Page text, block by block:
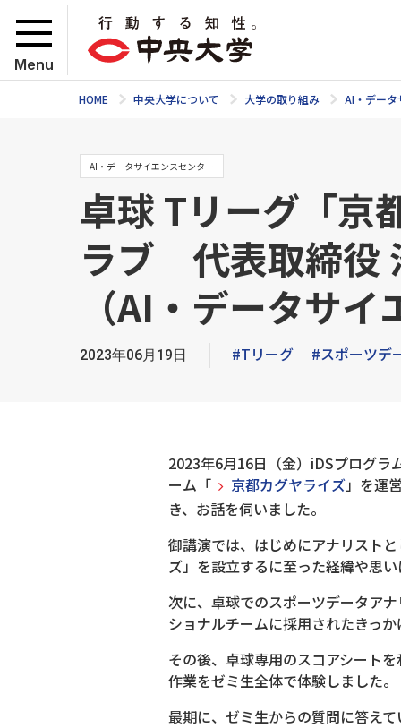
Menu
HOME 中央大学について 大学の取り組み AI・デー
AI・データサイエンスセンター
卓球 Tリーグ「京
ラブ 代表取締役
（AI・データサ
2023年06月19日 #Tリーグ #スポーツデ
2023年6月16日（金）iDSプログラ
ーム「
京都カグヤライズ」を運
き、お話を伺いました。
御講演では、はじめにアナリスト
ズ」を設立するに至った経緯や思
次に、卓球でのスポーツデータア
ショナルチームに採用されたきっ
その後、卓球専用のスコアシート
作業をゼミ生全体で体験しました。
最期に、ゼミ生からの質問に答え